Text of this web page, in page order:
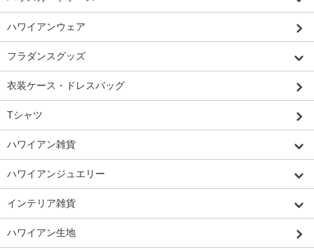
ハワイアンウェア
フラダンスグッズ
衣装ケース・ドレスバッグ
Tシャツ
ハワイアン雑貨
ハワイアンジュエリー
インテリア雑貨
ハワイアン生地